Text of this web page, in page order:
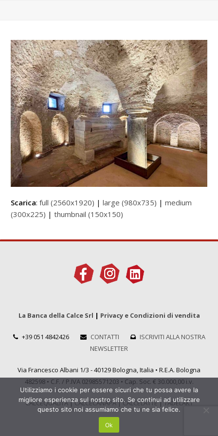
Scarica:full (2560x1920) |large (980x735) |medium
(300x225) |thumbnail (150x150)
La Banca della Calce Srl | Privacy e Condizioni di vendita
+39 051 4842426 CONTATTI
ISCRIVITI ALLA NOSTRA
NEWSLETTER
Via Francesco Albani 1/3 - 40129 Bologna, Italia • R.E.A. Bologna
482598 • C.F. / P.IVA 02985571203 • Cap. Soc. € 30.000,00 i.v.
CALCEQUALITÀ|CALCECANAPA|CALCELATTE|TADELAKT
Utilizziamo i cookie per essere sicuri che tu possa avere la
migliore esperienza sul nostro sito. Se continui ad utilizzare
questo sito noi assumiamo che tu ne sia felice.
Ok